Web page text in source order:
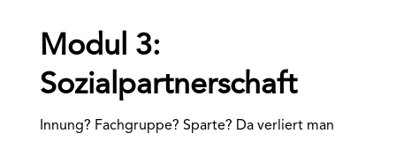
Modul 3:
Sozialpartnerschaft
Innung? Fachgruppe? Sparte? Da verliert man